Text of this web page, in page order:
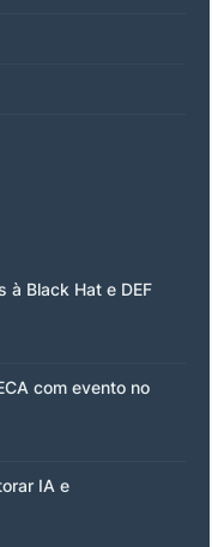
à Black Hat e DEF
com evento no
IA e